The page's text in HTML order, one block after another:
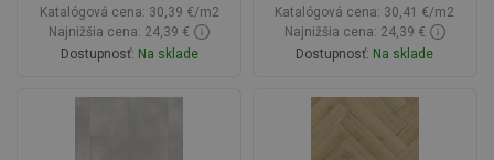
Katalógová cena: 30,39 €/m2
Najnižšia cena: 24,39 €
Dostupnosť: Na sklade
Do košíka
Katalógová cena: 30,41 €/m2
Najnižšia cena: 24,39 €
Dostupnosť: Na sklade
Do košíka
Obľúbené